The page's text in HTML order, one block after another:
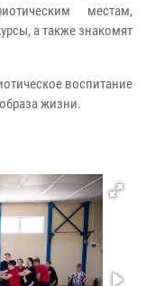
местам,
а также знакомят
воспитание
жизни.